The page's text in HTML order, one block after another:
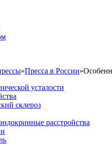
»Пресса в России»
усталости
склероз
расстройства